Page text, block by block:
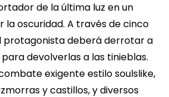
de la última luz en un
la oscuridad. A través de cinco
protagonista deberá derrotar a
devolverlas a las tinieblas.
exigente estilo soulslike,
y castillos, y diversos